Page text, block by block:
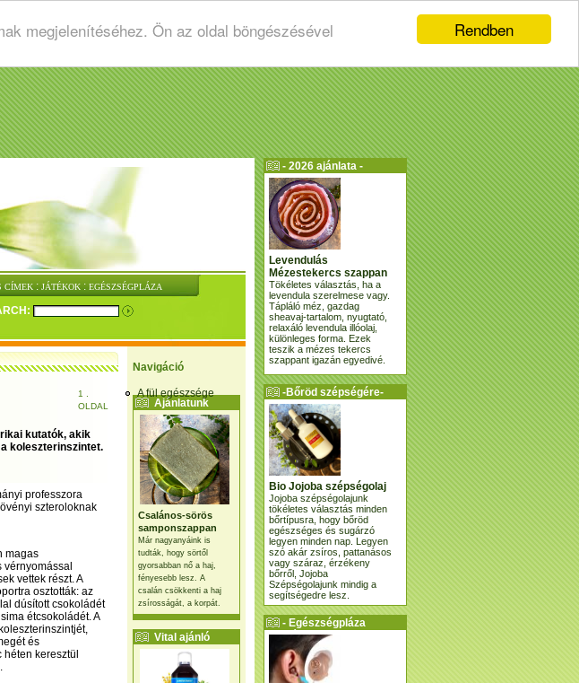
Rendben
megjelenítéséhez. Ön az oldal böngészésével
CÍMEK : JÁTÉKOK : EGÉSZSÉGPLÁZA
Navigáció
A fül egészsége
Ajánlatunk
Csalános-sörös
samponszappan
Már nagyanyáink is
tudták, hogy sörtől
gyorsabban nő a haj,
fényesebb lesz. A
csalán csökkenti a haj
zsírosságát, a korpát.
Vital ajánló
1 .
OLDAL
kutatók, akik
koleszterinszintet.
professzora
szteroloknak
magas
vérnyomással
vettek részt. A
osztották: az
dúsított csokoládét
étcsokoládét. A
és
keresztül
- 2026 ajánlata -
Levendulás
Mézestekercs szappan
Tökéletes választás, ha a
levendula szerelmese vagy.
Tápláló méz, gazdag
sheavaj-tartalom, nyugtató,
relaxáló levendula illóolaj,
különleges forma. Ezek
teszik a mézes tekercs
szappant igazán egyedivé.
-Bőröd szépségére-
Bio Jojoba szépségolaj
Jojoba szépségolajunk
tökéletes választás minden
bőrtípusra, hogy bőröd
egészséges és sugárzó
legyen minden nap. Legyen
szó akár zsíros, pattanásos
vagy száraz, érzékeny
bőrről, Jojoba
Szépségolajunk mindig a
segítségedre lesz.
- Egészségpláza
ajánlatunk -